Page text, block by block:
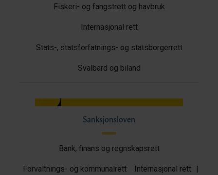
Fiskeri- og fangstrett og havbruk
Internasjonal rett
Stats-, statsforfatnings- og statsborgerrett
Svalbard og biland
Sanksjonsloven
Bank, finans og regnskapsrett
Forvaltnings- og kommunalrett Internasjonal rett |